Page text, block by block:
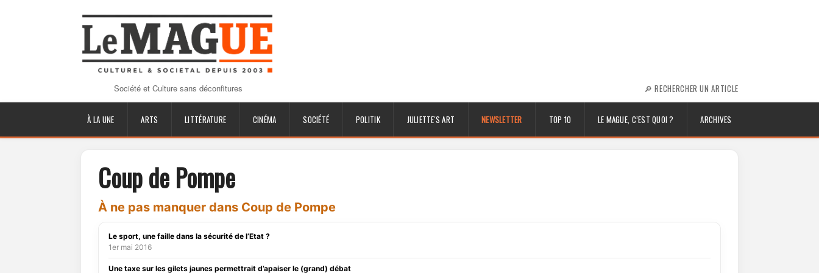
Société et Culture sans déconfitures 🔎 RECHERCHER UN ARTICLE
À LA UNE ARTS LITTÉRATURE CINÉMA SOCIÉTÉ POLITIK JULIETTE'S ART NEWSLETTER TOP 10 LE MAGUE, C’EST QUOI ? ARCHIVES
Coup de Pompe
À ne pas manquer dans Coup de Pompe
Le sport, une faille dans la sécurité de l’Etat ?
1er mai 2016
Une taxe sur les gilets jaunes permettrait d’apaiser le (grand) débat